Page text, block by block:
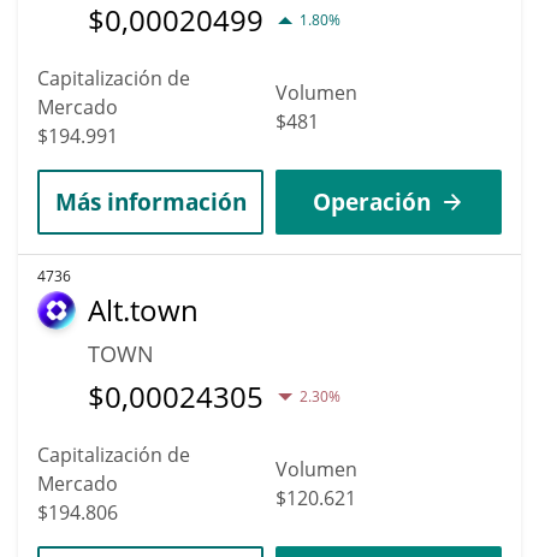
$0,00020499 1.80%
Capitalización de
Mercado
$194.991
Volumen
$481
Más información Operación
4736
Alt.town
TOWN
$0,00024305 2.30%
Capitalización de
Mercado
$194.806
Volumen
$120.621